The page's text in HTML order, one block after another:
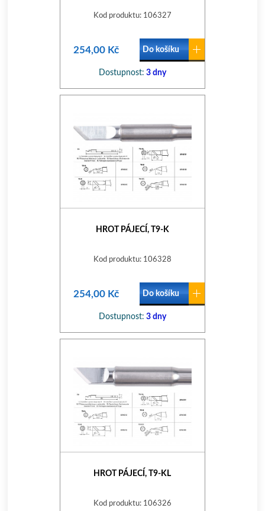
Kod produktu: 106327
254,00 Kč Do košíku
Dostupnost: 3 dny
HROT PÁJECÍ, T9-K
Kod produktu: 106328
254,00 Kč Do košíku
Dostupnost: 3 dny
HROT PÁJECÍ, T9-KL
Kod produktu: 106326